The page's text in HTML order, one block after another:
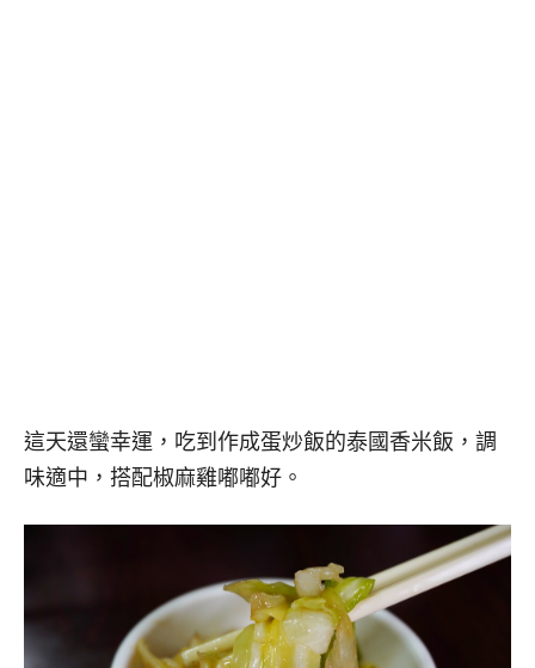
這天還蠻幸運，吃到作成蛋炒飯的泰國香米飯，調
味適中，搭配椒麻雞嘟嘟好。